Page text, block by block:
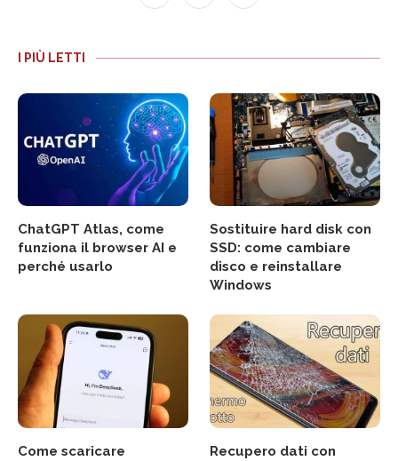
I PIÙ LETTI
ChatGPT Atlas, come
funziona il browser AI e
perché usarlo
Sostituire hard disk con
SSD: come cambiare
disco e reinstallare
Windows
Come scaricare
Recupero dati con